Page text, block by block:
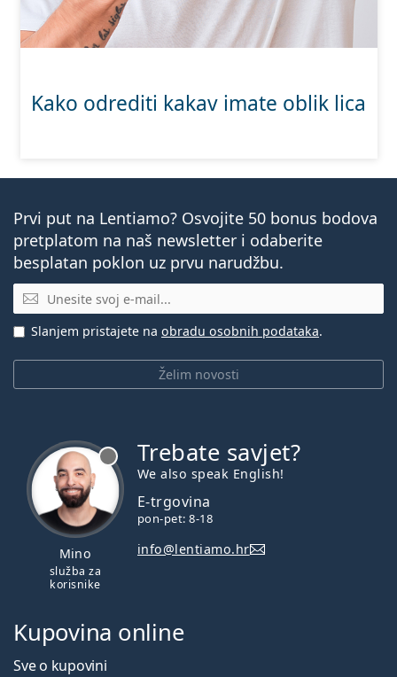
Kako odrediti kakav imate oblik lica
Prvi put na Lentiamo? Osvojite 50 bonus bodova
pretplatom na naš newsletter i odaberite
besplatan poklon uz prvu narudžbu.
E-mail
Želim novosti
Slanjem pristajete na obradu osobnih podataka.
Mino
služba za
korisnike
Trebate savjet?
We also speak English!
E-trgovina
pon-pet: 8-18
info@lentiamo.hr
Kupovina online
Sve o kupovini